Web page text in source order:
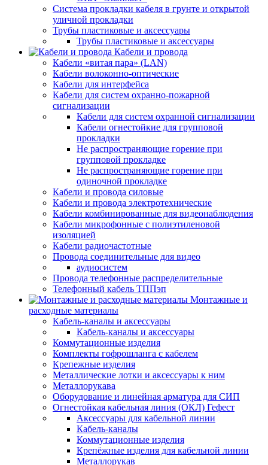
Система прокладки кабеля в грунте и открытой
уличной прокладки
Трубы пластиковые и аксессуары
Трубы пластиковые и аксессуары
Кабели и провода
Кабели «витая пара» (LAN)
Кабели волоконно-оптические
Кабели для интерфейса
Кабели для систем охранно-пожарной
сигнализации
Кабели для систем охранной сигнализации
Кабели огнестойкие для групповой
прокладки
Не распространяющие горение при
групповой прокладке
Не распространяющие горение при
одиночной прокладке
Кабели и провода силовые
Кабели и провода электротехнические
Кабели комбинированные для видеонаблюдения
Кабели микрофонные с полиэтиленовой
изоляцией
Кабели радиочастотные
Провода соединительные для видео
аудиосистем
Провода телефонные распределительные
Телефонный кабель ТППэп
Монтажные и
расходные материалы
Кабель-каналы и аксессуары
Кабель-каналы и аксессуары
Коммутационные изделия
Комплекты гофрошланга с кабелем
Крепежные изделия
Металлические лотки и аксессуары к ним
Металлорукава
Оборудование и линейная арматура для СИП
Огнестойкая кабельная линия (ОКЛ) Гефест
Аксессуары для кабельной линии
Кабель-каналы
Коммутационные изделия
Крепёжные изделия для кабельной линии
Металлорукав